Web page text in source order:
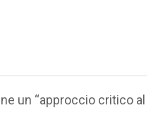
un “approccio critico al